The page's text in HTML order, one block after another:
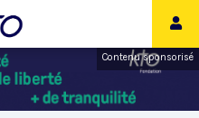
Contenu sponsorisé